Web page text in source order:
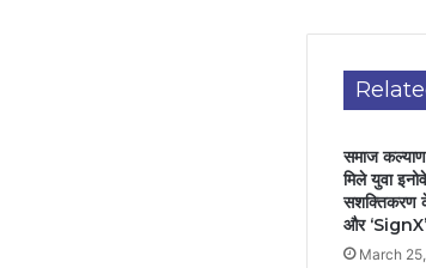
समाज
मिले युवा
सशक्तिकरण
और
March